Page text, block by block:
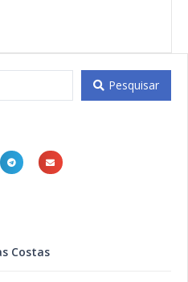
Pesquisar
Costas